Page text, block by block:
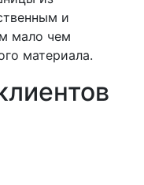
и
мало чем
материала.